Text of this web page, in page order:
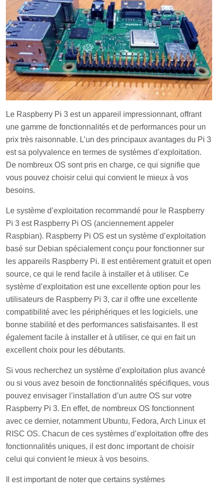
Le Raspberry Pi 3 est un appareil impressionnant, offrant
une gamme de fonctionnalités et de performances pour un
prix très raisonnable. L’un des principaux avantages du Pi 3
est sa polyvalence en termes de systèmes d’exploitation.
De nombreux OS sont pris en charge, ce qui signifie que
vous pouvez choisir celui qui convient le mieux à vos
besoins.
Le système d’exploitation recommandé pour le Raspberry
Pi 3 est Raspberry Pi OS (anciennement appeler
Raspbian). Raspberry Pi OS est un système d’exploitation
basé sur Debian spécialement conçu pour fonctionner sur
les appareils Raspberry Pi. Il est entièrement gratuit et open
source, ce qui le rend facile à installer et à utiliser. Ce
système d’exploitation est une excellente option pour les
utilisateurs de Raspberry Pi 3, car il offre une excellente
compatibilité avec les périphériques et les logiciels, une
bonne stabilité et des performances satisfaisantes. Il est
également facile à installer et à utiliser, ce qui en fait un
excellent choix pour les débutants.
Si vous recherchez un système d’exploitation plus avancé
ou si vous avez besoin de fonctionnalités spécifiques, vous
pouvez envisager l’installation d’un autre OS sur votre
Raspberry Pi 3. En effet, de nombreux OS fonctionnent
avec ce dernier, notamment Ubuntu, Fedora, Arch Linux et
RISC OS. Chacun de ces systèmes d’exploitation offre des
fonctionnalités uniques, il est donc important de choisir
celui qui convient le mieux à vos besoins.
Il est important de noter que certains systèmes